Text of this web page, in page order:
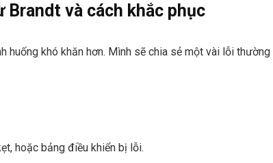
và cách khắc phục
huống khó khăn hơn. Mình sẽ chia sẻ một vài lỗi thường
hoặc bảng điều khiển bị lỗi.